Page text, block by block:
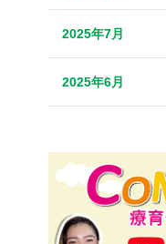
2025年7月
2025年6月